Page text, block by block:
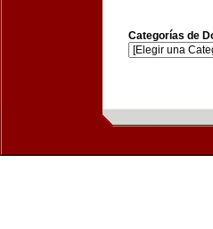
Categorías de